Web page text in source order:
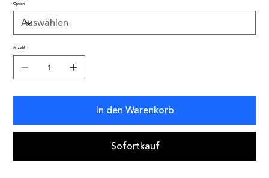
Option
Anzahl
In den Warenkorb
Sofortkauf